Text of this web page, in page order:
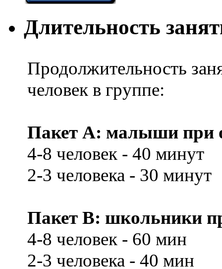
Длительность
Продолжительность
человек в группе:
Пакет А: малыши при
4-8 человек - 40 минут
2-3 человека - 30 минут
Пакет В: школьники
4-8 человек - 60 мин
2-3 человека - 40 мин